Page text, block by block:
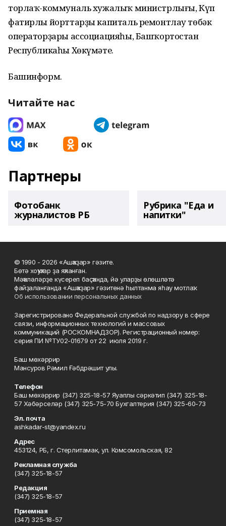
торлаҡ-коммуналь хужалыҡ министрлығы, Күп
фатирлы йорттарҙы капиталь ремонтлау төбәк
операторҙары ассоциацияһы, Башҡортостан
Республикаһы Хөкүмәте.
Башинформ.
Читайте нас
Партнеры
Фотобанк
журналистов РБ
Рубрика "Еда и
напитки"
© 1990 - 2026 «Ашҡаҙар» гәзите.
Бөтә хоҡуҡтар ҙа яҡланған.
Мәҡәләләрҙе күсереп баҫҡанда, йә уларҙы өлөшләтә
файҙаланғанда «Ашҡаҙар» гәзитенә һылтанма яһау мотлаҡ.
Об использовании персональных данных
Зарегистрировано Федеральной службой по надзору в сфере
связи, информационных технологий и массовых
коммуникаций (РОСКОМНАДЗОР). Регистрационный номер:
серия ПИ №ТУ02-01679 от 22 июля 2019 г.
Баш мөхәррир
Мансуров Рәмил Ғәбдрәшит улы.
Телефон
Баш мөхәррир (347) 325-18-57 Яуаплы сәркәтип (347) 325-18-
57 Хәбәрселәр (347) 325-75-70 Бухгалтерия (347) 325-60-73
Эл. почта
ashkadar-st@yandex.ru
Адрес
453124, РБ, г. Стерлитамак, ул. Комсомольская, 82
Рекламная служба
(347) 325-18-57
Редакция
(347) 325-18-57
Приемная
(347) 325-18-57